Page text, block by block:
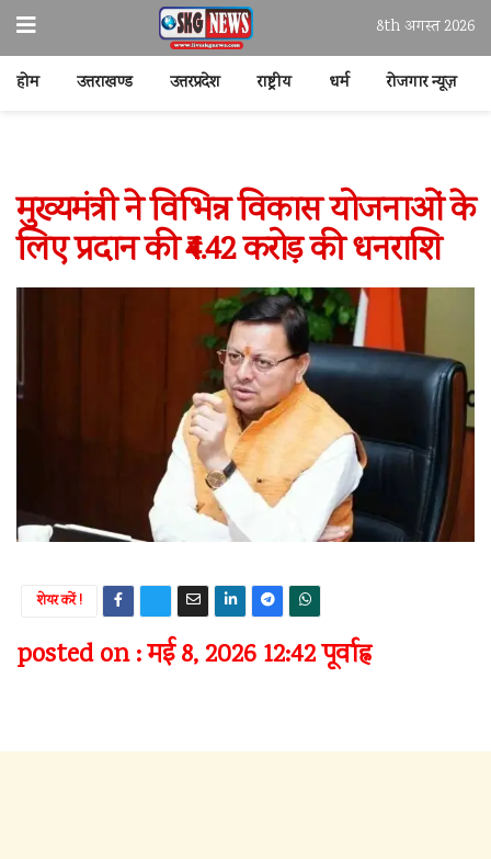
8th अगस्त 2026
होम उत्तराखण्ड उत्तरप्रदेश राष्ट्रीय धर्म रोजगार न्यूज़
मुख्यमंत्री ने विभिन्न विकास योजनाओं के
लिए प्रदान की ₹4.42 करोड़ की धनराशि
शेयर करें !
posted on : मई 8, 2026 12:42 पूर्वाह्न